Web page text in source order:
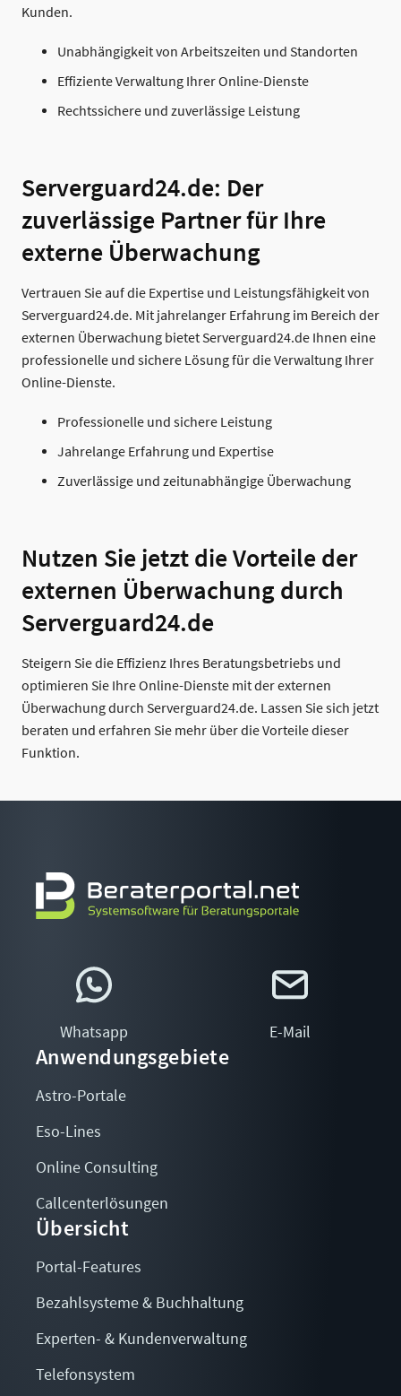
Kunden.
Unabhängigkeit von Arbeitszeiten und Standorten
Effiziente Verwaltung Ihrer Online-Dienste
Rechtssichere und zuverlässige Leistung
Serverguard24.de: Der
zuverlässige Partner für Ihre
externe Überwachung
Vertrauen Sie auf die Expertise und Leistungsfähigkeit von
Serverguard24.de. Mit jahrelanger Erfahrung im Bereich der
externen Überwachung bietet Serverguard24.de Ihnen eine
professionelle und sichere Lösung für die Verwaltung Ihrer
Online-Dienste.
Professionelle und sichere Leistung
Jahrelange Erfahrung und Expertise
Zuverlässige und zeitunabhängige Überwachung
Nutzen Sie jetzt die Vorteile der
externen Überwachung durch
Serverguard24.de
Steigern Sie die Effizienz Ihres Beratungsbetriebs und
optimieren Sie Ihre Online-Dienste mit der externen
Überwachung durch Serverguard24.de. Lassen Sie sich jetzt
beraten und erfahren Sie mehr über die Vorteile dieser
Funktion.
Whatsapp E-Mail
Anwendungsgebiete
Astro-Portale
Eso-Lines
Online Consulting
Callcenterlösungen
Übersicht
Portal-Features
Bezahlsysteme & Buchhaltung
Experten- & Kundenverwaltung
Telefonsystem